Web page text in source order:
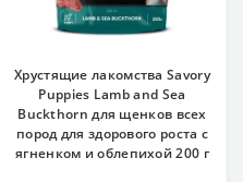
Хрустящие лакомства Savory
Puppies Lamb and Sea
Buckthorn для щенков всех
пород для здорового роста с
ягненком и облепихой 200 г